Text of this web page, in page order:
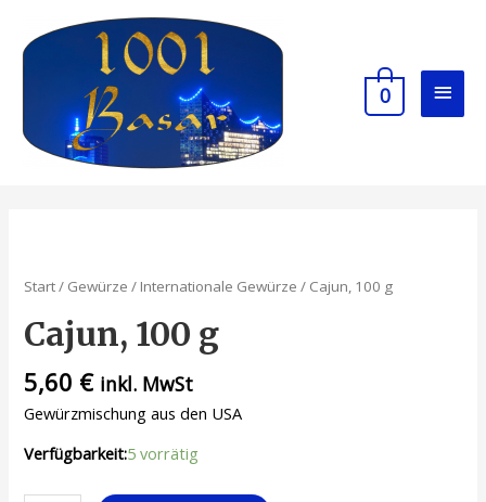
0
Start/ Gewürze / Internationale Gewürze / Cajun, 100 g
Cajun, 100 g
5,60 € inkl. MwSt
Gewürzmischung aus den USA
Verfügbarkeit:5 vorrätig